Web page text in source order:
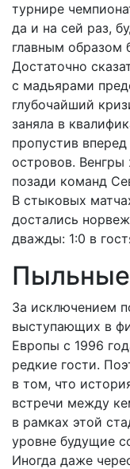
турнире
да и на сей раз,
главным образом
Достаточно
с мадьярами
глубочайший
заняла в
пропустив
островов.
позади команд
В стыковых
достались
дважды: 1:0 в
За исключением
выступающих в
Европы с 1996
редкие гости.
в том, что
встречи между
в рамках этой
уровне будущие
Иногда даже